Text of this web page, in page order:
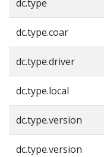
dc.type
dc.type.coar
dc.type.driver
dc.type.local
dc.type.version
dc.type.version